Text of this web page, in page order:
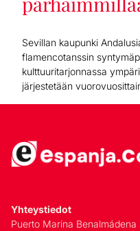
Sevillan kaupunki
flamencotanssin
kulttuuritarjonnassa
järjestetään
Yhteystiedot
Puerto Marina Benalmádena